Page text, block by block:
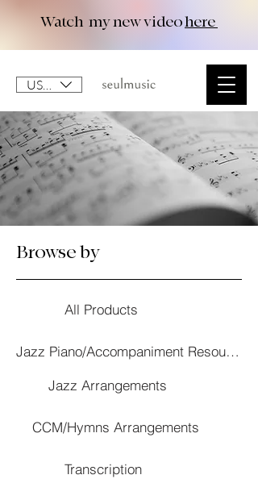
USD ($)
Watch my new videohere
Browse by
All Products
Jazz Piano/Accompaniment Resourses
Jazz Arrangements
CCM/Hymns Arrangements
Transcription